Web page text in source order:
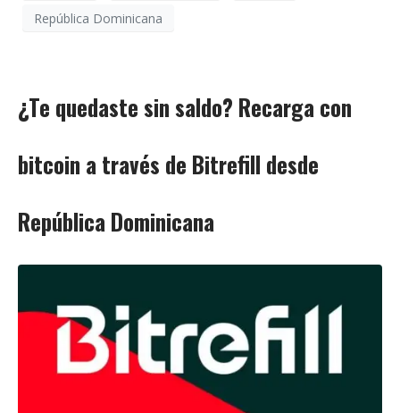
República Dominicana
¿Te quedaste sin saldo? Recarga con
bitcoin a través de Bitrefill desde
República Dominicana